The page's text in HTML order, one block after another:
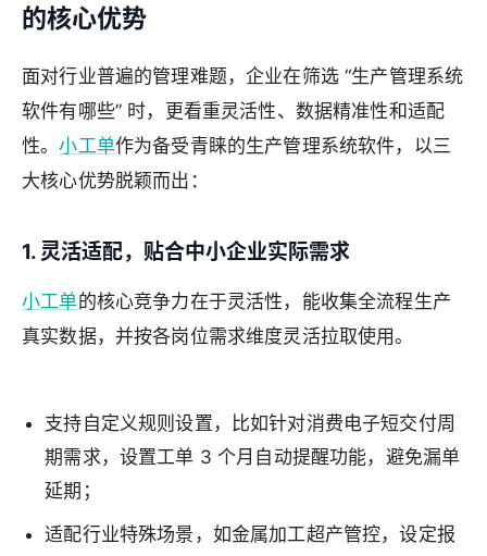
的核心优势
面对行业普遍的管理难题，企业在筛选 “生产管理系统
软件有哪些” 时，更看重灵活性、数据精准性和适配
性。小工单作为备受青睐的生产管理系统软件，以三
大核心优势脱颖而出：
1. 灵活适配，贴合中小企业实际需求
小工单的核心竞争力在于灵活性，能收集全流程生产
真实数据，并按各岗位需求维度灵活拉取使用。
支持自定义规则设置，比如针对消费电子短交付周
期需求，设置工单 3 个月自动提醒功能，避免漏单
延期；
适配行业特殊场景，如金属加工超产管控，设定报